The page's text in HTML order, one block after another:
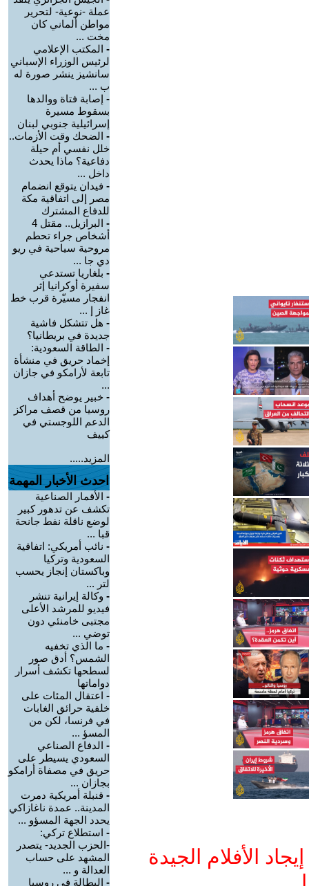
الأفلام الجيدة
عملة -نوعية- لتحرير
مواطن ألماني كان
مخت ...
- المكتب الإعلامي
لرئيس الوزراء الإسباني
سانشيز ينشر صورة له
ب ...
- إصابة فتاة ووالدها
بسقوط مسيرة
إسرائيلية جنوبي لبنان
- الضحك وقت الأزمات..
خلل نفسي أم حيلة
دفاعية؟ ماذا يحدث
داخل ...
- فيدان يتوقع انضمام
مصر إلى اتفاقية مكة
للدفاع المشترك
-
البرازيل.. مقتل 4
أشخاص جراء تحطم
مروحية سياحية في ريو
دي جا ...
- بلغاريا تستدعي
سفيرة أوكرانيا إثر
انفجار مسيّرة قرب خط
غاز إ ...
- هل تتشكل فاشية
جديدة في بريطانيا؟
- الطاقة السعودية:
إخماد حريق في منشأة
تابعة لأرامكو في جازان
...
- خبير يوضح أهداف
روسيا من قصف مراكز
الدعم اللوجستي في
كييف
المزيد.....
احدث الأخبار المهمة
- الأقمار الصناعية
تكشف عن تدهور كبير
لوضع ناقلة نفط جانحة
قبا ...
- نائب أمريكي: اتفاقية
السعودية وتركيا
وباكستان إنجاز يحسب
لتر ...
- وكالة إيرانية تنشر
فيديو للمرشد الأعلى
مجتبى خامنئي دون
توضي ...
- ما الذي تخفيه
الشمس؟ أدق صور
لسطحها تكشف أسرار
دواماتها
- اعتقال المئات على
خلفية حرائق الغابات
في فرنسا، لكن من
المسؤ ...
- الدفاع الصناعي
السعودي يسيطر على
حريق في مصفاة أرامكو
بجازان ...
- قنبلة أمريكية دمرت
المدينة.. عمدة ناغازاكي
يحدد الجهة المسؤو ...
- استطلاع تركي:
-الحزب الجديد- يتصدر
المشهد على حساب
العدالة و ...
- البطالة في روسيا